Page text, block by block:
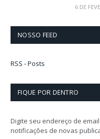
6 DE
NOSSO FEED
RSS - Posts
FIQUE POR DENTRO
Digite seu endereço de
notificações de novas